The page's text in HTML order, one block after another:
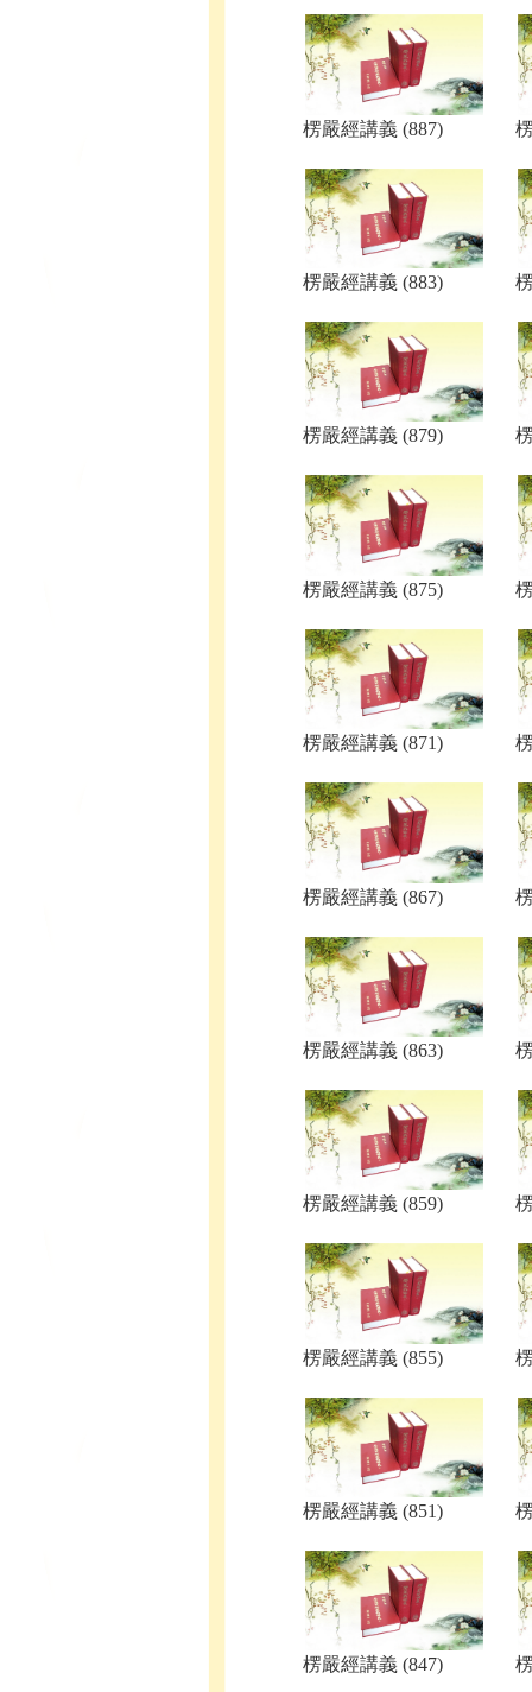
楞嚴經講義 (887)
楞嚴經講義 (883)
楞嚴經講義 (879)
楞嚴經講義 (875)
楞嚴經講義 (871)
楞嚴經講義 (867)
楞嚴經講義 (863)
楞嚴經講義 (859)
楞嚴經講義 (855)
楞嚴經講義 (851)
楞嚴經講義 (847)